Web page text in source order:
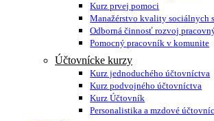
Kurz prvej pomoci
Manažérstvo kvality sociálnych
Odborná činnosť rozvoj
Pomocný pracovník v komunite
Účtovnícke kurzy
Kurz jednoduchého účtovníctva
Kurz podvojného účtovníctva
Kurz Účtovník
Personalistika a mzdové